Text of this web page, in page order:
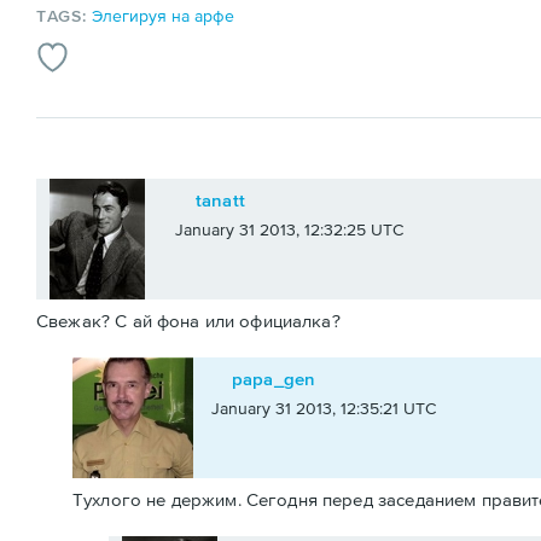
TAGS:Элегируя на арфе
tanatt
January 31 2013, 12:32:25 UTC
Свежак? С ай фона или официалка?
papa_gen
January 31 2013, 12:35:21 UTC
Тухлого не держим. Сегодня перед заседанием